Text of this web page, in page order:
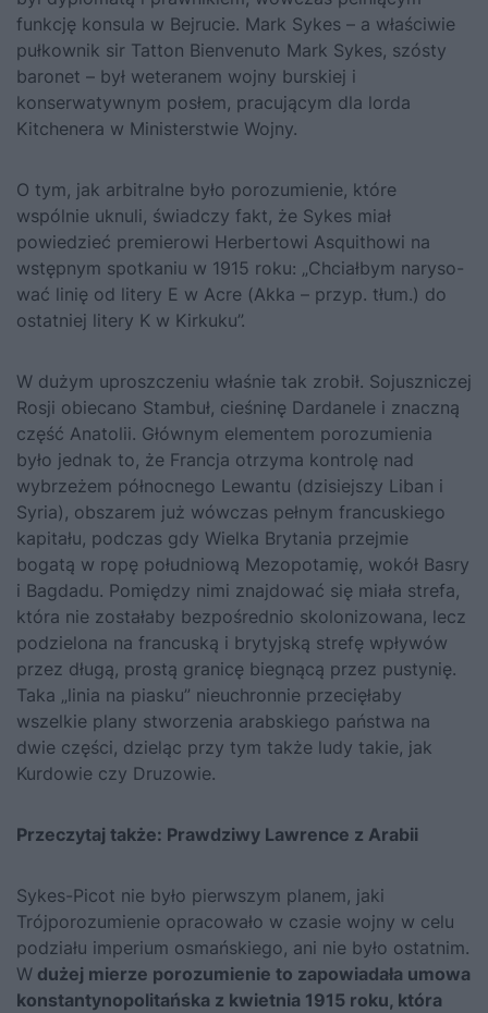
funkcję konsula w Bejru­cie. Mark Sykes – a właściwie
pułkownik sir Tatton Bienvenuto Mark Sykes, szósty
baronet – był weteranem wojny burskiej i
konserwatyw­nym posłem, pracującym dla lorda
Kitchenera w Ministerstwie Woj­ny.
O tym, jak arbitralne było porozumienie, które
wspólnie uknu­li, świadczy fakt, że Sykes miał
powiedzieć premierowi Herbertowi Asquithowi na
wstępnym spotkaniu w 1915 roku: „Chciałbym naryso­
wać linię od litery E w Acre (Akka – przyp. tłum.) do
ostatniej litery K w Kirkuku”.
W dużym uproszczeniu właśnie tak zrobił. Sojuszniczej
Rosji obie­cano Stambuł, cieśninę Dardanele i znaczną
część Anatolii. Głównym elementem porozumienia
było jednak to, że Francja otrzyma kontro­lę nad
wybrzeżem północnego Lewantu (dzisiejszy Liban i
Syria), ob­szarem już wówczas pełnym francuskiego
kapitału, podczas gdy Wiel­ka Brytania przejmie
bogatą w ropę południową Mezopotamię, wokół Basry
i Bagdadu. Pomiędzy nimi znajdować się miała strefa,
która nie zostałaby bezpośrednio skolonizowana, lecz
podzielona na francuską i brytyjską strefę wpływów
przez długą, prostą granicę biegnącą przez pustynię.
Taka „linia na piasku” nieuchronnie przecięłaby
wszelkie pla­ny stworzenia arabskiego państwa na
dwie części, dzieląc przy tym tak­że ludy takie, jak
Kurdowie czy Druzowie.
Przeczytaj także: Prawdziwy Lawrence z Arabii
Sykes-Picot nie było pierwszym planem, jaki
Trójporozumienie opracowało w czasie wojny w celu
podziału imperium osmańskiego, ani nie było ostatnim.
W dużej mierze porozumienie to zapowiadała umo­wa
konstantynopolitańska z kwietnia 1915 roku, która